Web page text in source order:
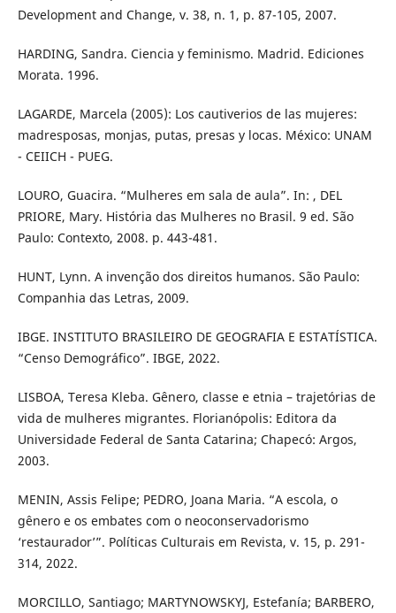
Development and Change, v. 38, n. 1, p. 87-105, 2007.
HARDING, Sandra. Ciencia y feminismo. Madrid. Ediciones
Morata. 1996.
LAGARDE, Marcela (2005): Los cautiverios de las mujeres:
madresposas, monjas, putas, presas y locas. México: UNAM
- CEIICH - PUEG.
LOURO, Guacira. “Mulheres em sala de aula”. In: , DEL
PRIORE, Mary. História das Mulheres no Brasil. 9 ed. São
Paulo: Contexto, 2008. p. 443-481.
HUNT, Lynn. A invenção dos direitos humanos. São Paulo:
Companhia das Letras, 2009.
IBGE. INSTITUTO BRASILEIRO DE GEOGRAFIA E ESTATÍSTICA.
“Censo Demográfico”. IBGE, 2022.
LISBOA, Teresa Kleba. Gênero, classe e etnia – trajetórias de
vida de mulheres migrantes. Florianópolis: Editora da
Universidade Federal de Santa Catarina; Chapecó: Argos,
2003.
MENIN, Assis Felipe; PEDRO, Joana Maria. “A escola, o
gênero e os embates com o neoconservadorismo
‘restaurador’”. Políticas Culturais em Revista, v. 15, p. 291-
314, 2022.
MORCILLO, Santiago; MARTYNOWSKYJ, Estefanía; BARBERO,